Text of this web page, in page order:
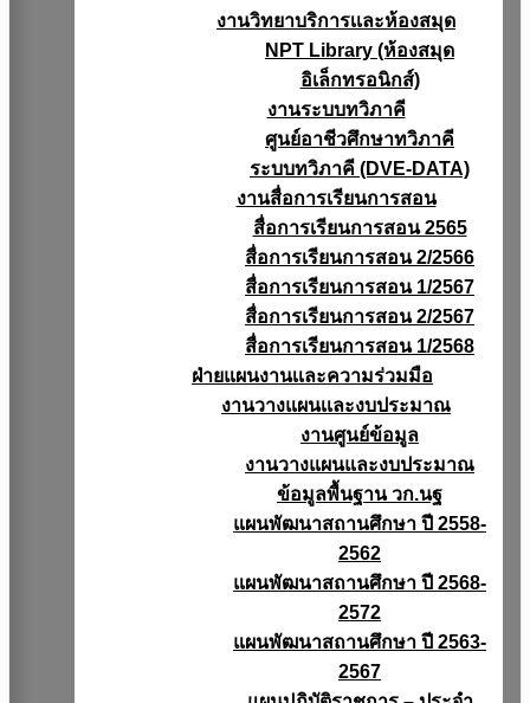
งานวิทยาบริการเเละห้องสมุด
NPT Library (ห้องสมุด
อิเล็กทรอนิกส์)
งานระบบทวิภาคี
ศูนย์อาชีวศึกษาทวิภาคี
ระบบทวิภาคี (DVE-DATA)
งานสื่อการเรียนการสอน
สื่อการเรียนการสอน 2565
สื่อการเรียนการสอน 2/2566
สื่อการเรียนการสอน 1/2567
สื่อการเรียนการสอน 2/2567
สื่อการเรียนการสอน 1/2568
ฝ่ายแผนงานเเละความร่วมมือ
งานวางแผนเเละงบประมาณ
งานศูนย์ข้อมูล
งานวางแผนและงบประมาณ
ข้อมูลพื้นฐาน วก.นฐ
แผนพัฒนาสถานศึกษา ปี 2558-
2562
แผนพัฒนาสถานศึกษา ปี 2568-
2572
แผนพัฒนาสถานศึกษา ปี 2563-
2567